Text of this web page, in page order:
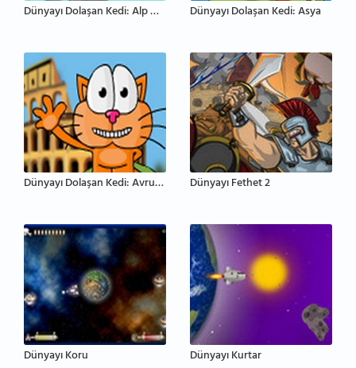
Dünyayı Dolaşan Kedi: Alp Gölleri Dünyayı Dolaşan Kedi: Asya
Dünyayı Dolaşan Kedi: Avrupa Dünyayı Fethet 2
Dünyayı Koru Dünyayı Kurtar